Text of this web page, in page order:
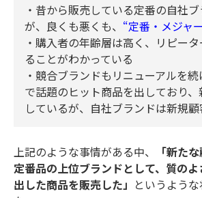
・昔から販売している定番の自社
が、良くも悪くも、 “定番・メジャ
・購入者の年齢層は高く、リピー
ることがわかっている
・競合ブランドもリニューアルを
で話題のヒット商品を出しており
しているが、自社ブランドは新規
上記のような事情がある中、
「新た
定番品の上位ブランドとして、質の
出した商品を販売した」 というよう